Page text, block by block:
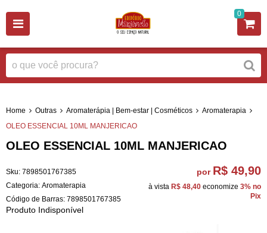
0
Home Outras Aromaterápia | Bem-estar | Cosméticos
Aromaterapia
OLEO ESSENCIAL 10ML MANJERICAO
OLEO ESSENCIAL 10ML MANJERICAO
Sku: 7898501767385
Categoria: Aromaterapia
Código de Barras: 7898501767385
Produto Indisponível
por R$ 49,90
à vista R$ 48,40 economize 3% no
Pix